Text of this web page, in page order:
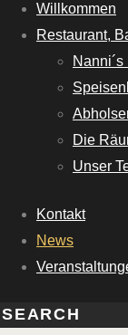
Willkommen
Restaurant,
Die
Unser
Kontakt
News